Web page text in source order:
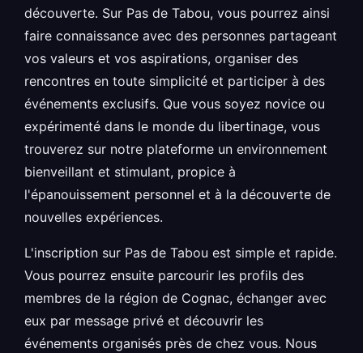
découverte. Sur Pas de Tabou, vous pourrez ainsi
faire connaissance avec des personnes partageant
vos valeurs et vos aspirations, organiser des
rencontres en toute simplicité et participer à des
événements exclusifs. Que vous soyez novice ou
expérimenté dans le monde du libertinage, vous
trouverez sur notre plateforme un environnement
bienveillant et stimulant, propice à
l'épanouissement personnel et à la découverte de
nouvelles expériences.
L'inscription sur Pas de Tabou est simple et rapide.
Vous pourrez ensuite parcourir les profils des
membres de la région de Cognac, échanger avec
eux par message privé et découvrir les
événements organisés près de chez vous. Nous